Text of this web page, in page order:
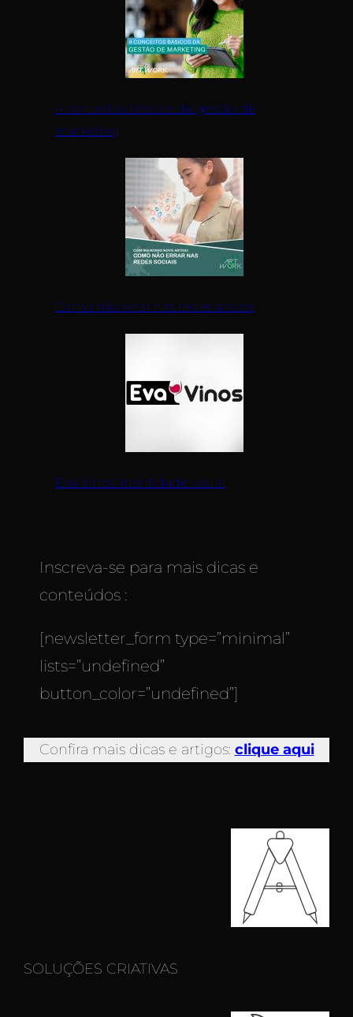
4 conceitos básicos da gestão de
marketing
Como não errar nas redes sociais
Eva Vinos: Identidade visual
Inscreva-se para mais dicas e
conteúdos :
[newsletter_form type=”minimal”
lists=”undefined”
button_color=”undefined”]
Confira mais dicas e artigos: clique aqui
SOLUÇÕES CRIATIVAS